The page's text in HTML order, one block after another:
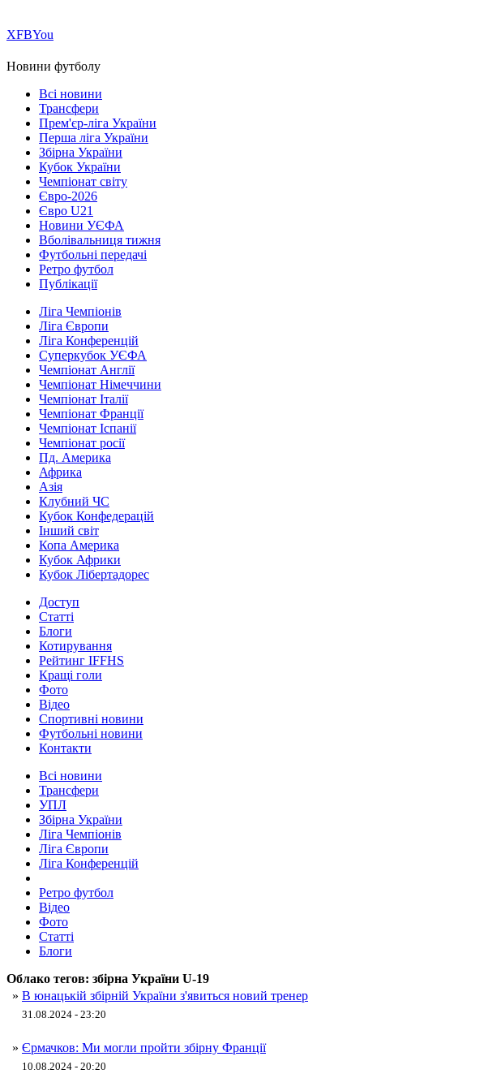
ХFBYou
Новини футболу
Всі новини
Трансфери
Прем'єр-ліга України
Перша ліга України
Збірна України
Кубок України
Чемпіонат світу
Євро-2026
Євро U21
Новини УЄФА
Вболівальниця тижня
Футбольні передачі
Ретро футбол
Публікації
Ліга Чемпіонів
Ліга Європи
Ліга Конференцій
Суперкубок УЄФА
Чемпіонат Англії
Чемпіонат Німеччини
Чемпіонат Італії
Чемпіонат Франції
Чемпіонат Іспанії
Чемпіонат росії
Пд. Америка
Африка
Азія
Клубний ЧС
Кубок Конфедерацій
Інший світ
Копа Америка
Кубок Африки
Кубок Лібертадорес
Доступ
Статті
Блоги
Котирування
Рейтинг IFFHS
Кращі голи
Фото
Відео
Спортивні новини
Футбольні новини
Контакти
Всі новини
Трансфери
УПЛ
Збірна України
Ліга Чемпіонів
Ліга Європи
Ліга Конференцій
Ретро футбол
Відео
Фото
Статті
Блоги
Облако тегов: збірна України U-19
» В юнацькій збірній України з'явиться новий тренер
31.08.2024 - 23:20
» Єрмачков: Ми могли пройти збірну Франції
10.08.2024 - 20:20